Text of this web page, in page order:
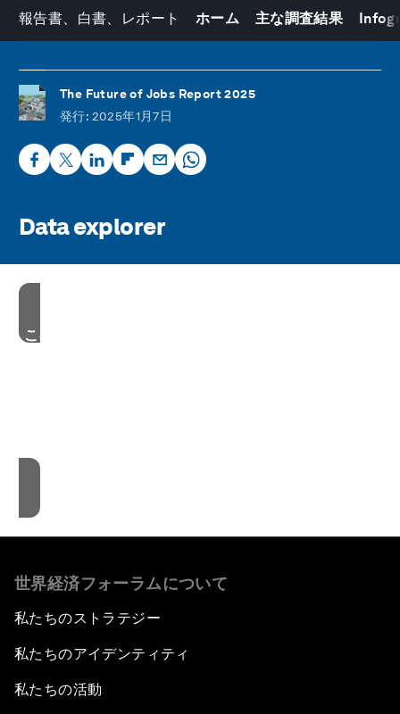
報告書、白書、レポート ホーム 主な調査結果
The Future of Jobs Report 2025
発行: 2025年1月7日
Data explorer
このコンテンツを見るためには、マーケティングクッ
世界経済フォーラムについて
私たちのストラテジー
私たちのアイデンティティ
私たちの活動